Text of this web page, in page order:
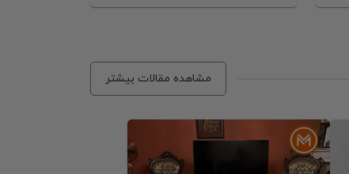
مشاهده مقالات بیشتر